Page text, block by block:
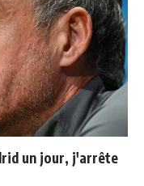
un jour, j'arrête